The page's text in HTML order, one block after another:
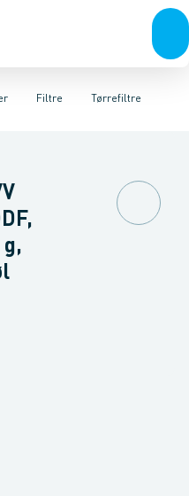
Fordampere
Filtre
& transmitterer
Tørrefiltre
& reservedele til filtre
g,